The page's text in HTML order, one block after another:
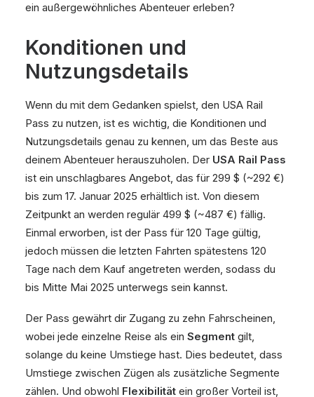
ein außergewöhnliches Abenteuer erleben?
Konditionen und
Nutzungsdetails
Wenn du mit dem Gedanken spielst, den USA Rail
Pass zu nutzen, ist es wichtig, die Konditionen und
Nutzungsdetails genau zu kennen, um das Beste aus
deinem Abenteuer herauszuholen. Der USA Rail Pass
ist ein unschlagbares Angebot, das für 299 $ (~292 €)
bis zum 17. Januar 2025 erhältlich ist. Von diesem
Zeitpunkt an werden regulär 499 $ (~487 €) fällig.
Einmal erworben, ist der Pass für 120 Tage gültig,
jedoch müssen die letzten Fahrten spätestens 120
Tage nach dem Kauf angetreten werden, sodass du
bis Mitte Mai 2025 unterwegs sein kannst.
Der Pass gewährt dir Zugang zu zehn Fahrscheinen,
wobei jede einzelne Reise als ein Segment gilt,
solange du keine Umstiege hast. Dies bedeutet, dass
Umstiege zwischen Zügen als zusätzliche Segmente
zählen. Und obwohl Flexibilität ein großer Vorteil ist,